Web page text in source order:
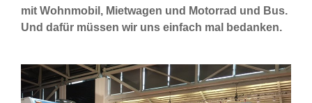
mit Wohnmobil, Mietwagen und Motorrad und Bus.
Und dafür müssen wir uns einfach mal bedanken.